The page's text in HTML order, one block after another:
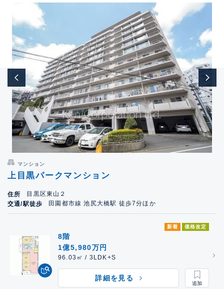
マンション
上目黒パークマンション
住所
目黒区東山２
交通/駅徒歩
田園都市線 池尻大橋駅 徒歩7分ほか
新着 価格改定
8階
1億5,980万円
96.03㎡ / 3LDK+S
詳細を見る